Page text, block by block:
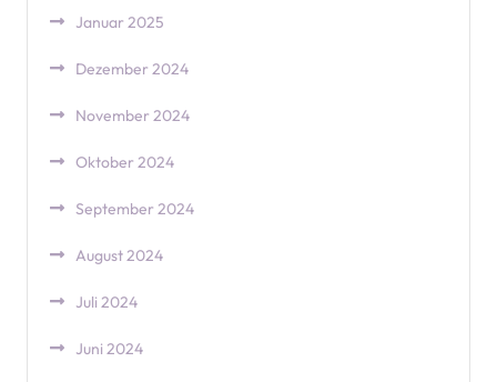
Januar 2025
Dezember 2024
November 2024
Oktober 2024
September 2024
August 2024
Juli 2024
Juni 2024